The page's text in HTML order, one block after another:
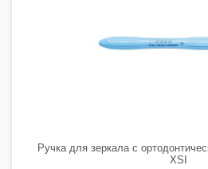
Ручка для зеркала с
XSI